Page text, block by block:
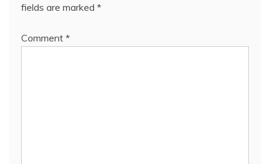
fields are marked *
Comment *